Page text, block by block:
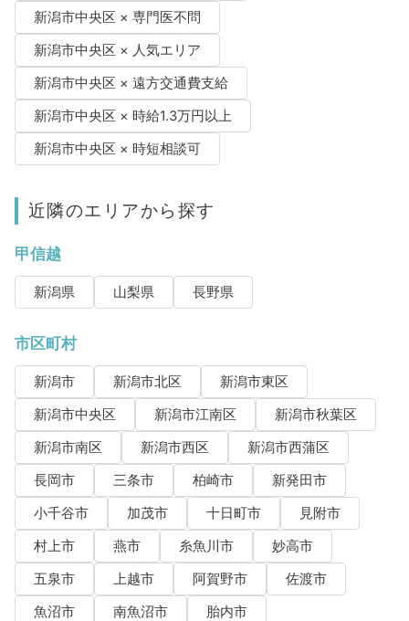
新潟市中央区 × 専門医不問
新潟市中央区 × 人気エリア
新潟市中央区 × 遠方交通費支給
新潟市中央区 × 時給1.3万円以上
新潟市中央区 × 時短相談可
近隣のエリアから探す
甲信越
新潟県 山梨県 長野県
市区町村
新潟市 新潟市北区
新潟市東区
新潟市中央区
新潟市江南区
新潟市秋葉区
新潟市南区
新潟市西区
新潟市西蒲区
長岡市
三条市 柏崎市
新発田市
小千谷市
加茂市 十日町市
見附市
村上市
燕市 糸魚川市
妙高市
五泉市
上越市 阿賀野市
佐渡市
魚沼市
南魚沼市
胎内市